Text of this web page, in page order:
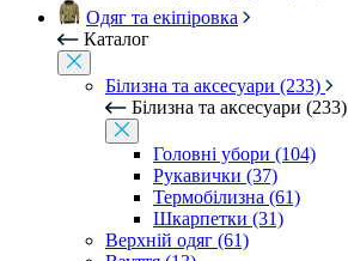
Одяг та екіпіровка
Каталог
Білизна та аксесуари (233)
Білизна та аксесуари (233)
Головні убори (104)
Рукавички (37)
Термобілизна (61)
Шкарпетки (31)
Верхній одяг (61)